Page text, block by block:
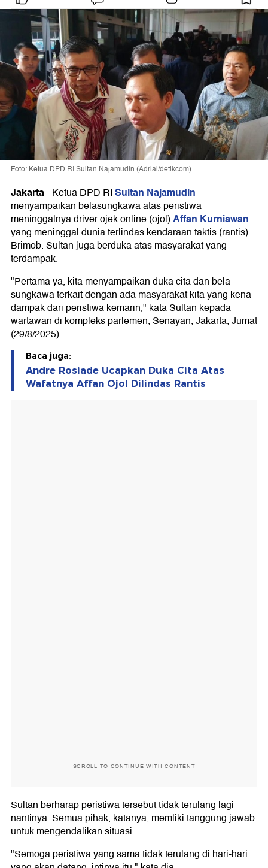
Foto: Ketua DPD RI Sultan Najamudin (Adrial/detikcom)
Jakarta-Ketua DPD RISultan Najamudin
menyampaikan belasungkawa atas peristiwa
meninggalnya driver ojek online (ojol)Affan Kurniawan
yang meninggal dunia terlindas kendaraan taktis (rantis)
Brimob. Sultan juga berduka atas masyarakat yang
terdampak.
"Pertama ya, kita menyampaikan duka cita dan bela
sungkawa terkait dengan ada masyarakat kita yang kena
dampak dari peristiwa kemarin," kata Sultan kepada
wartawan di kompleks parlemen, Senayan, Jakarta, Jumat
(29/8/2025).
Baca juga:
Andre Rosiade Ucapkan Duka Cita Atas
Wafatnya Affan Ojol Dilindas Rantis
SCROLL TO CONTINUE WITH CONTENT
Sultan berharap peristiwa tersebut tidak terulang lagi
nantinya. Semua pihak, katanya, memliki tanggung jawab
untuk mengendalikan situasi.
"Semoga peristiwa yang sama tidak terulang di hari-hari